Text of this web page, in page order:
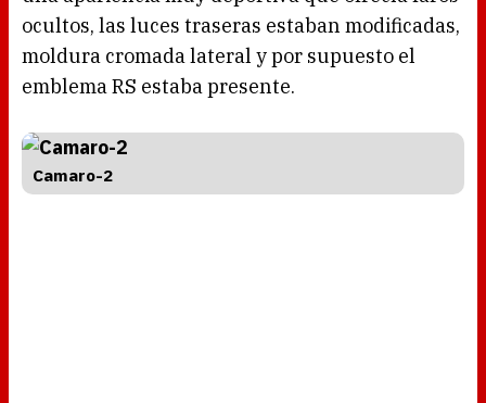
ocultos, las luces traseras estaban modificadas,
moldura cromada lateral y por supuesto el
emblema RS estaba presente.
Camaro-2